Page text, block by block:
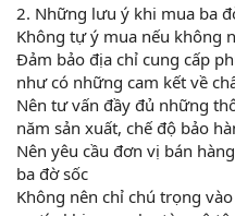
2. Những lưu ý khi mua ba
Không tự ý mua nếu không
Đảm bảo địa chỉ cung cấp
như có những cam kết về
Nên tư vấn đầy đủ những
năm sản xuất, chế độ bảo
Nên yêu cầu đơn vị bán
ba đờ sốc
Không nên chỉ chú trọng